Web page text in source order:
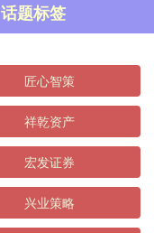
话题标签
匠心智策
祥乾资产
宏发证券
兴业策略